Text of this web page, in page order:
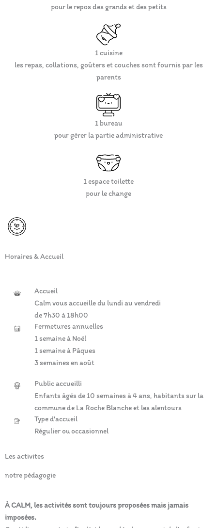
pour le repos des grands et des petits
1 cuisine
les repas, collations, goûters et couches sont fournis par les
parents
1 bureau
pour gérer la partie administrative
1 espace toilette
pour le change
Horaires & Accueil
Accueil
Calm vous accueille du lundi au vendredi
de 7h30 à 18h00
Fermetures annuelles
1 semaine à Noël
1 semaine à Pâques
3 semaines en août
Public accueilli
Enfants âgés de 10 semaines à 4 ans, habitants sur la
commune de La Roche Blanche et les alentours
Type d'accueil
Régulier ou occasionnel
Les activites
notre pédagogie
À CALM, les activités sont toujours proposées mais jamais
imposées.